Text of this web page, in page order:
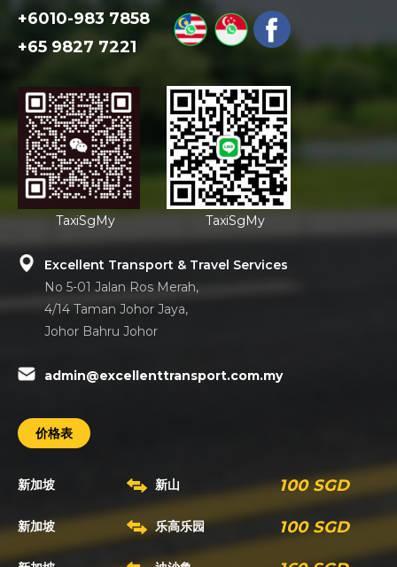
+6010-983 7858
+65 9827 7221
TaxiSgMy TaxiSgMy
Excellent Transport & Travel Services
No 5-01 Jalan Ros Merah,
4/14 Taman Johor Jaya,
Johor Bahru Johor
admin@excellenttransport.com.my
价格表
新加坡 新山 100 SGD
新加坡 乐高乐园 100 SGD